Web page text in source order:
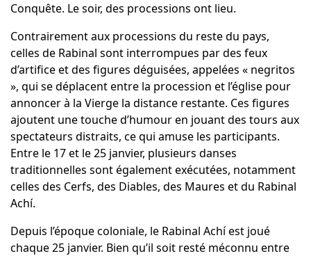
Conquête. Le soir, des processions ont lieu.
Contrairement aux processions du reste du pays,
celles de Rabinal sont interrompues par des feux
d’artifice et des figures déguisées, appelées « negritos
», qui se déplacent entre la procession et l’église pour
annoncer à la Vierge la distance restante. Ces figures
ajoutent une touche d’humour en jouant des tours aux
spectateurs distraits, ce qui amuse les participants.
Entre le 17 et le 25 janvier, plusieurs danses
traditionnelles sont également exécutées, notamment
celles des Cerfs, des Diables, des Maures et du Rabinal
Achí.
Depuis l’époque coloniale, le Rabinal Achí est joué
chaque 25 janvier. Bien qu’il soit resté méconnu entre